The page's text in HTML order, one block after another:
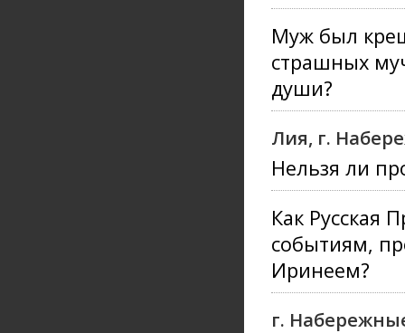
Муж был
страшных
души?
Лия, г.
Нельзя ли
Как Русская
событиям,
Иринеем?
г.